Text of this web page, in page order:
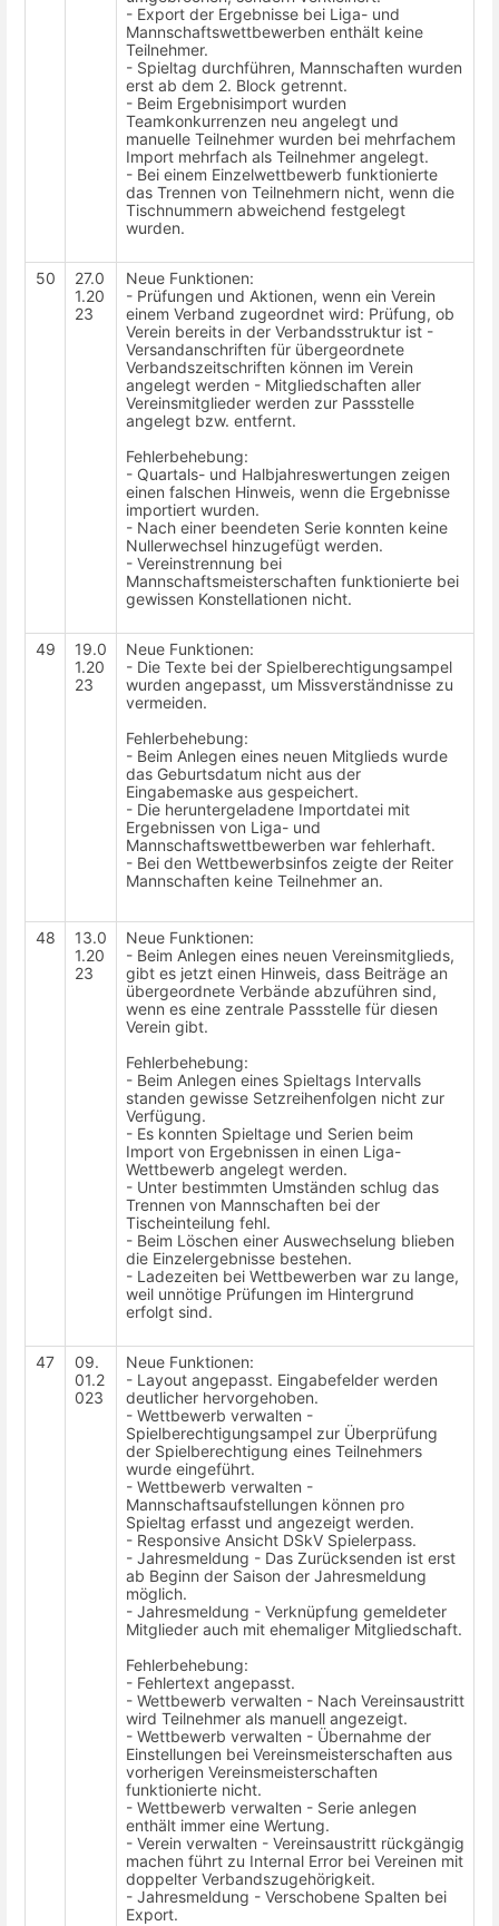
- Export der Ergebnisse bei Liga- und
Mannschaftswettbewerben enthält keine
Teilnehmer.
- Spieltag durchführen, Mannschaften wurden
erst ab dem 2. Block getrennt.
- Beim Ergebnisimport wurden
Teamkonkurrenzen neu angelegt und
manuelle Teilnehmer wurden bei mehrfachem
Import mehrfach als Teilnehmer angelegt.
- Bei einem Einzelwettbewerb funktionierte
das Trennen von Teilnehmern nicht, wenn die
Tischnummern abweichend festgelegt
wurden.
50
27.0
1.20
23
Neue Funktionen:
- Prüfungen und Aktionen, wenn ein Verein
einem Verband zugeordnet wird: Prüfung, ob
Verein bereits in der Verbandsstruktur ist -
Versandanschriften für übergeordnete
Verbandszeitschriften können im Verein
angelegt werden - Mitgliedschaften aller
Vereinsmitglieder werden zur Passstelle
angelegt bzw. entfernt.
Fehlerbehebung:
- Quartals- und Halbjahreswertungen zeigen
einen falschen Hinweis, wenn die Ergebnisse
importiert wurden.
- Nach einer beendeten Serie konnten keine
Nullerwechsel hinzugefügt werden.
- Vereinstrennung bei
Mannschaftsmeisterschaften funktionierte bei
gewissen Konstellationen nicht.
49
19.0
1.20
23
Neue Funktionen:
- Die Texte bei der Spielberechtigungsampel
wurden angepasst, um Missverständnisse zu
vermeiden.
Fehlerbehebung:
- Beim Anlegen eines neuen Mitglieds wurde
das Geburtsdatum nicht aus der
Eingabemaske aus gespeichert.
- Die heruntergeladene Importdatei mit
Ergebnissen von Liga- und
Mannschaftswettbewerben war fehlerhaft.
- Bei den Wettbewerbsinfos zeigte der Reiter
Mannschaften keine Teilnehmer an.
48
13.0
1.20
23
Neue Funktionen:
- Beim Anlegen eines neuen Vereinsmitglieds,
gibt es jetzt einen Hinweis, dass Beiträge an
übergeordnete Verbände abzuführen sind,
wenn es eine zentrale Passstelle für diesen
Verein gibt.
Fehlerbehebung:
- Beim Anlegen eines Spieltags Intervalls
standen gewisse Setzreihenfolgen nicht zur
Verfügung.
- Es konnten Spieltage und Serien beim
Import von Ergebnissen in einen Liga-
Wettbewerb angelegt werden.
- Unter bestimmten Umständen schlug das
Trennen von Mannschaften bei der
Tischeinteilung fehl.
- Beim Löschen einer Auswechselung blieben
die Einzelergebnisse bestehen.
- Ladezeiten bei Wettbewerben war zu lange,
weil unnötige Prüfungen im Hintergrund
erfolgt sind.
47
09.
01.2
023
Neue Funktionen:
- Layout angepasst. Eingabefelder werden
deutlicher hervorgehoben.
- Wettbewerb verwalten -
Spielberechtigungsampel zur Überprüfung
der Spielberechtigung eines Teilnehmers
wurde eingeführt.
- Wettbewerb verwalten -
Mannschaftsaufstellungen können pro
Spieltag erfasst und angezeigt werden.
- Responsive Ansicht DSkV Spielerpass.
- Jahresmeldung - Das Zurücksenden ist erst
ab Beginn der Saison der Jahresmeldung
möglich.
- Jahresmeldung - Verknüpfung gemeldeter
Mitglieder auch mit ehemaliger Mitgliedschaft.
Fehlerbehebung:
- Fehlertext angepasst.
- Wettbewerb verwalten - Nach Vereinsaustritt
wird Teilnehmer als manuell angezeigt.
- Wettbewerb verwalten - Übernahme der
Einstellungen bei Vereinsmeisterschaften aus
vorherigen Vereinsmeisterschaften
funktionierte nicht.
- Wettbewerb verwalten - Serie anlegen
enthält immer eine Wertung.
- Verein verwalten - Vereinsaustritt rückgängig
machen führt zu Internal Error bei Vereinen mit
doppelter Verbandszugehörigkeit.
- Jahresmeldung - Verschobene Spalten bei
Export.